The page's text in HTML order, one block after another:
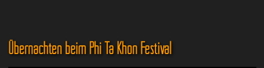
Übernachten beim Phi Ta Khon Festival